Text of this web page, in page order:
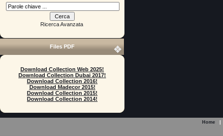
Ricerca Avanzata
Files PDF
Download Collection Web 2025!
Download Collection Dubai 2017!
Download Collection 2016!
Download Madecor 2015!
Download Collection 2015!
Download Collection 2014!
Home